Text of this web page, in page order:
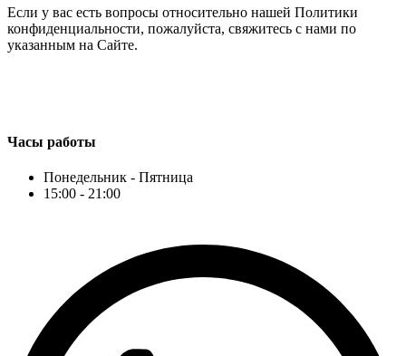
Если у вас есть вопросы относительно нашей Политики
конфиденциальности, пожалуйста, свяжитесь с нами по
указанным на Сайте.
Часы работы
Понедельник - Пятница
15:00 - 21:00